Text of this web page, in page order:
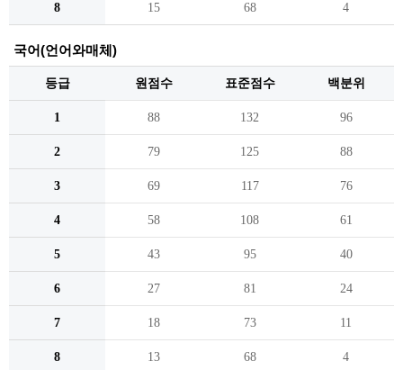
8 15 68 4
국어(언어와매체)
등급 원점수 표준점수 백분위
1 88 132 96
2 79 125 88
3 69 117 76
4 58 108 61
5 43 95 40
6 27 81 24
7 18 73 11
8 13 68 4